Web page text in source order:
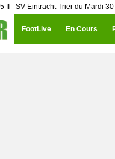
II - SV Eintracht Trier du Mardi
FootLive En Cours